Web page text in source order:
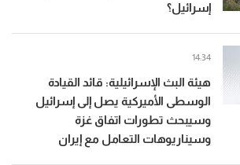
إسرائيل؟
هيئة البث الإسرائيلية: قائد القيادة
الوسطى الأميركية يصل إلى إسرائيل
وسيبحث تطورات اتفاق غزة
وسيناريوهات التعامل مع إيران
14:34